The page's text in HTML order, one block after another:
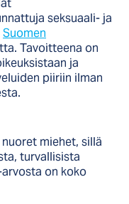
seksuaali- ja
Suomen
Tavoitteena on
ja
piiriin ilman
miehet, sillä
turvallisista
on koko